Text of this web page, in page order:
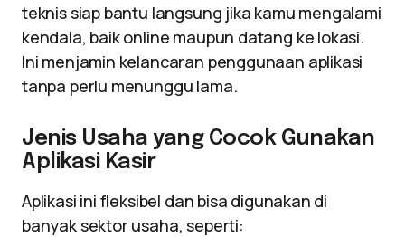
teknis siap bantu langsung jika kamu mengalami
kendala, baik online maupun datang ke lokasi.
Ini menjamin kelancaran penggunaan aplikasi
tanpa perlu menunggu lama.
Jenis Usaha yang Cocok Gunakan
Aplikasi Kasir
Aplikasi ini fleksibel dan bisa digunakan di
banyak sektor usaha, seperti: